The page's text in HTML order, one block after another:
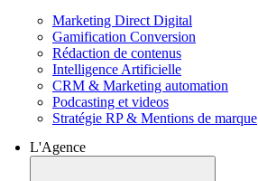
Marketing Direct Digital
Gamification Conversion
Rédaction de contenus
Intelligence Artificielle
CRM & Marketing automation
Podcasting et videos
Stratégie RP & Mentions de marque
L'Agence